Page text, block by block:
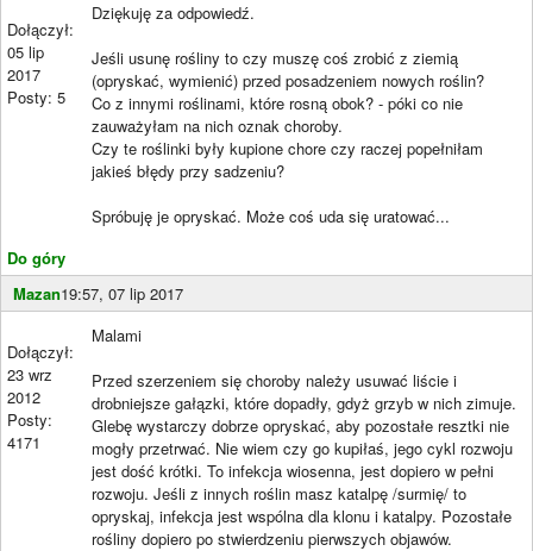
Dołączył:
05 lip
2017
Posty: 5
Do góry
Dziękuję za odpowiedź.
Jeśli usunę rośliny to czy muszę coś zrobić z ziemią
(opryskać, wymienić) przed posadzeniem nowych roślin?
Co z innymi roślinami, które rosną obok? - póki co nie
zauważyłam na nich oznak choroby.
Czy te roślinki były kupione chore czy raczej popełniłam
jakieś błędy przy sadzeniu?
Spróbuję je opryskać. Może coś uda się uratować...
Mazan19:57, 07 lip 2017
Dołączył:
23 wrz
2012
Posty:
4171
Malami
Przed szerzeniem się choroby należy usuwać liście i
drobniejsze gałązki, które dopadły, gdyż grzyb w nich zimuje.
Glebę wystarczy dobrze opryskać, aby pozostałe resztki nie
mogły przetrwać. Nie wiem czy go kupiłaś, jego cykl rozwoju
jest dość krótki. To infekcja wiosenna, jest dopiero w pełni
rozwoju. Jeśli z innych roślin masz katalpę /surmię/ to
opryskaj, infekcja jest wspólna dla klonu i katalpy. Pozostałe
rośliny dopiero po stwierdzeniu pierwszych objawów.